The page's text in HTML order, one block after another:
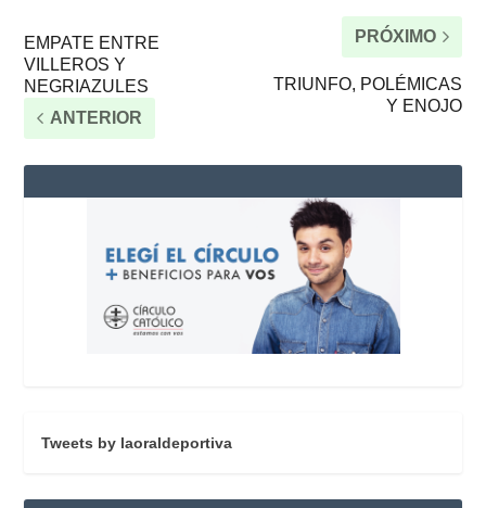
EMPATE ENTRE
VILLEROS Y
NEGRIAZULES
ANTERIOR
PRÓXIMO
TRIUNFO, POLÉMICAS
Y ENOJO
Tweets by laoraldeportiva